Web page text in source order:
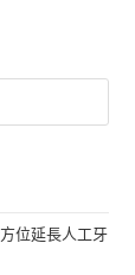
位延長人工牙